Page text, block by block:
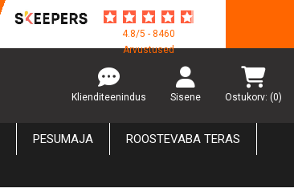
4.8/5 - 8460
Arvustused
Klienditeenindus Sisene Ostukorv: (0)
PESUMAJA ROOSTEVABA TERAS